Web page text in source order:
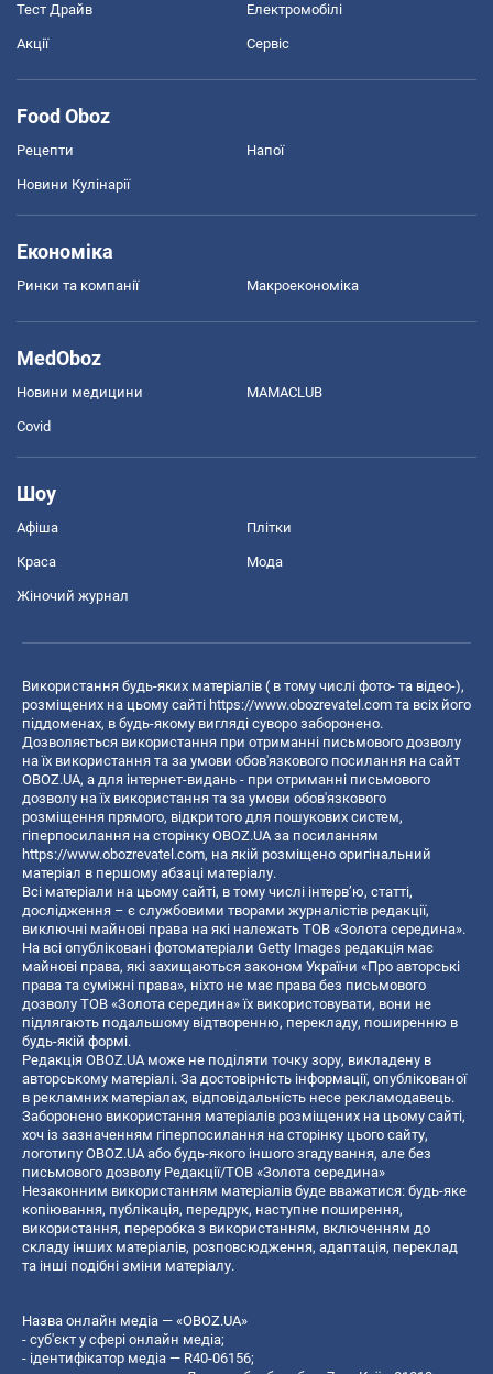
Тест Драйв Електромобілі
Акції Сервіс
Food Oboz
Рецепти Напої
Новини Кулінарії
Економіка
Ринки та компанії Макроекономіка
MedOboz
Новини медицини MAMACLUB
Covid
Шоу
Афіша Плітки
Краса Мода
Жіночий журнал
Використання будь-яких матеріалів ( в тому числі фото- та відео-),
розміщених на цьому сайті https://www.obozrevatel.com та всіх його
піддоменах, в будь-якому вигляді суворо заборонено.
Дозволяється використання при отриманні письмового дозволу
на їх використання та за умови обов'язкового посилання на сайт
OBOZ.UA, а для інтернет-видань - при отриманні письмового
дозволу на їх використання та за умови обов'язкового
розміщення прямого, відкритого для пошукових систем,
гіперпосилання на сторінку OBOZ.UA за посиланням
https://www.obozrevatel.com, на якій розміщено оригінальний
матеріал в першому абзаці матеріалу.
Всі матеріали на цьому сайті, в тому числі інтерв’ю, статті,
дослідження – є службовими творами журналістів редакції,
виключні майнові права на які належать ТОВ «Золота середина».
На всі опубліковані фотоматеріали Getty Images редакція має
майнові права, які захищаються законом України «Про авторські
права та суміжні права», ніхто не має права без письмового
дозволу ТОВ «Золота середина» їх використовувати, вони не
підлягають подальшому відтворенню, перекладу, поширенню в
будь-якій формі.
Редакція OBOZ.UA може не поділяти точку зору, викладену в
авторському матеріалі. За достовірність інформації, опублікованої
в рекламних матеріалах, відповідальність несе рекламодавець.
Заборонено використання матеріалів розміщених на цьому сайті,
хоч із зазначенням гіперпосилання на сторінку цього сайту,
логотипу OBOZ.UA або будь-якого іншого згадування, але без
письмового дозволу Редакції/ТОВ «Золота середина»
Незаконним використанням матеріалів буде вважатися: будь-яке
копiювання, публiкацiя, передрук, наступне поширення,
використання, переробка з використанням, включенням до
складу інших матеріалів, розповсюдження, адаптація, переклад
та інші подібні зміни матеріалу.
Назва онлайн медіа — «OBOZ.UA»
- суб'єкт у сфері онлайн медіа;
- ідентифікатор медіа — R40-06156;